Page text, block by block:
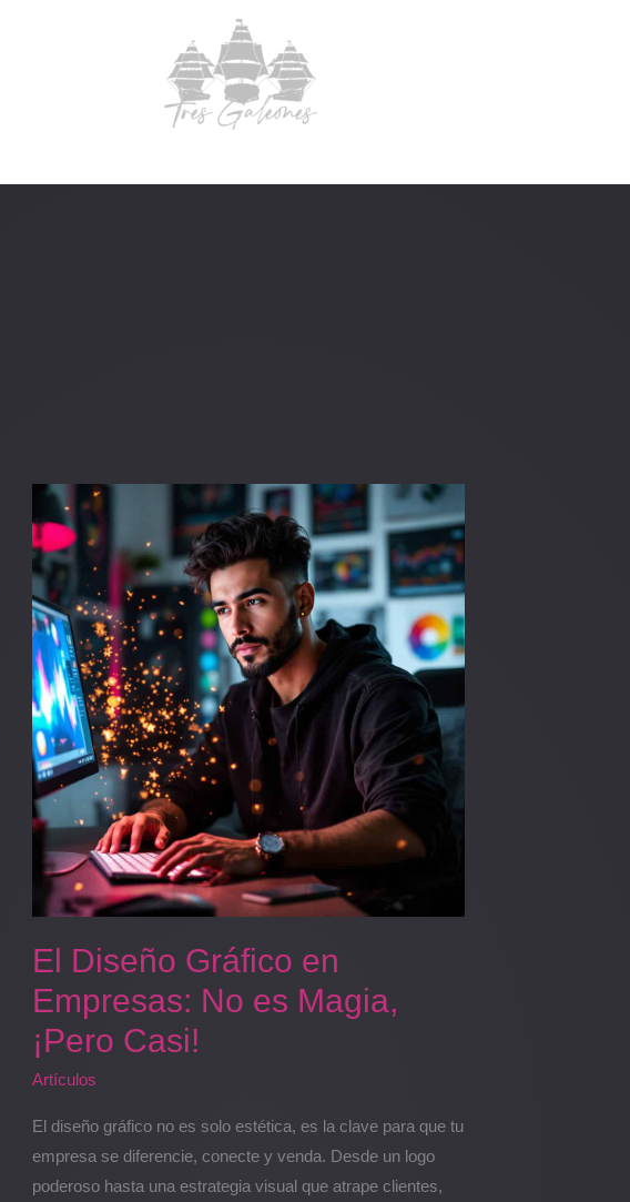
El Diseño Gráfico en
Empresas: No es Magia,
¡Pero Casi!
Artículos
El diseño gráfico no es solo estética, es la clave para que tu
empresa se diferencie, conecte y venda. Desde un logo
poderoso hasta una estrategia visual que atrape clientes,
Diseño
Gráfico
Empresas:
No
es
Magia,
¡Pero
Casi!